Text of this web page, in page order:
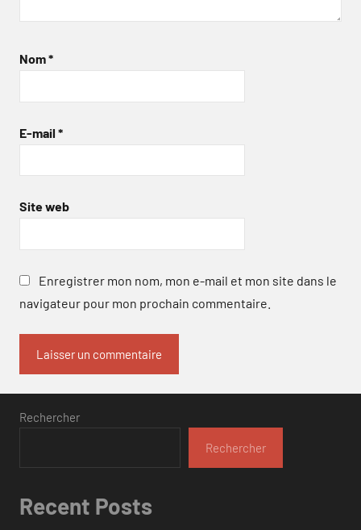
Nom*
E-mail *
Site web
Enregistrer mon nom, mon e-mail et mon site dans le
navigateur pour mon prochain commentaire.
Rechercher
Rechercher
Recent Posts